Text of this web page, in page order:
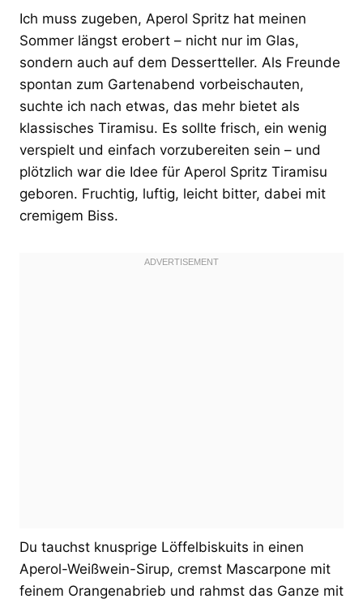
Ich muss zugeben, Aperol Spritz hat meinen
Sommer längst erobert – nicht nur im Glas,
sondern auch auf dem Dessertteller. Als Freunde
spontan zum Gartenabend vorbeischauten,
suchte ich nach etwas, das mehr bietet als
klassisches Tiramisu. Es sollte frisch, ein wenig
verspielt und einfach vorzubereiten sein – und
plötzlich war die Idee für Aperol Spritz Tiramisu
geboren. Fruchtig, luftig, leicht bitter, dabei mit
cremigem Biss.
Du tauchst knusprige Löffelbiskuits in einen
Aperol-Weißwein-Sirup, cremst Mascarpone mit
feinem Orangenabrieb und rahmst das Ganze mit